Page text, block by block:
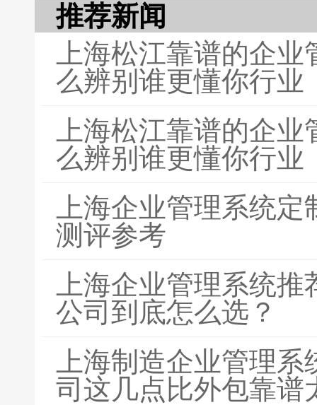
推荐新闻
上海松江靠谱的企
么辨别谁更懂你行业
上海松江靠谱的企
么辨别谁更懂你行业
上海企业管理系统
测评参考
上海企业管理系统
公司到底怎么选？
上海制造企业管理
司这几点比外包靠谱